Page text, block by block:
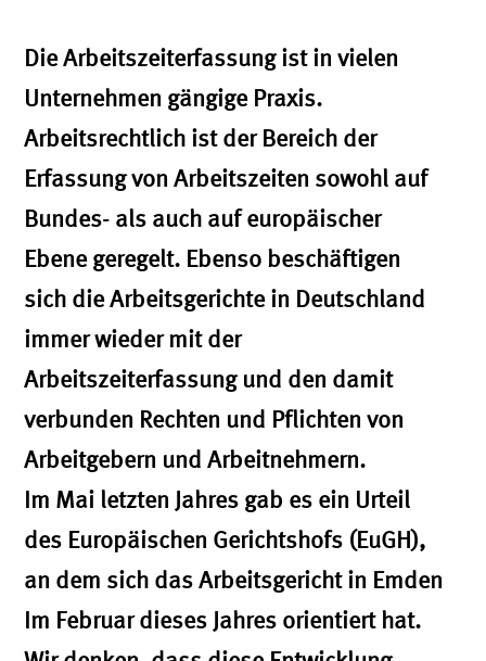
Die Arbeitszeiterfassung ist in vielen
Unternehmen gängige Praxis.
Arbeitsrechtlich ist der Bereich der
Erfassung von Arbeitszeiten sowohl auf
Bundes- als auch auf europäischer
Ebene geregelt. Ebenso beschäftigen
sich die Arbeitsgerichte in Deutschland
immer wieder mit der
Arbeitszeiterfassung und den damit
verbunden Rechten und Pflichten von
Arbeitgebern und Arbeitnehmern.
Im Mai letzten Jahres gab es ein Urteil
des Europäischen Gerichtshofs (EuGH),
an dem sich das Arbeitsgericht in Emden
Im Februar dieses Jahres orientiert hat.